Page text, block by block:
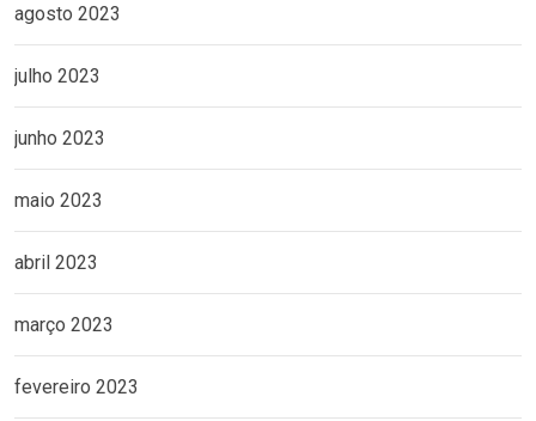
agosto 2023
julho 2023
junho 2023
maio 2023
abril 2023
março 2023
fevereiro 2023